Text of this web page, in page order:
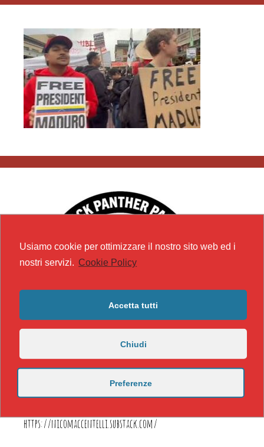
https://nicomaccentelli.substack.com/
Usiamo cookie per ottimizzare il nostro sito web ed i
nostri servizi. Cookie Policy
Accetta tutti
Chiudi
Preferenze